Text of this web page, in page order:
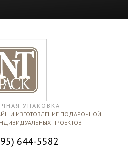
УПАКОВКА
И ИЗГОТОВЛЕНИЕ ПОДАРОЧНОЙ
ПРОЕКТОВ
644-5582